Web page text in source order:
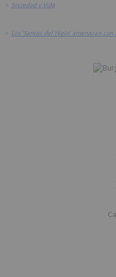
> Sociedad y Vida
> Los ‘Santos del Hielo’ amenazan